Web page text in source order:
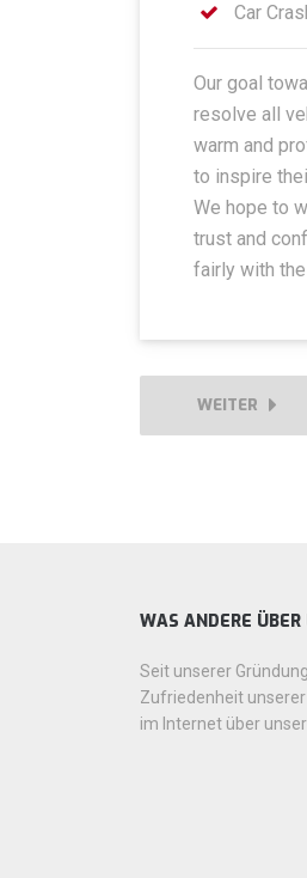
Car
Our goal
resolve all
warm and
to inspire
We hope to
trust and
fairly with
WEITER
WAS ANDERE
Seit unserer
Zufriedenheit unserer
im Internet über